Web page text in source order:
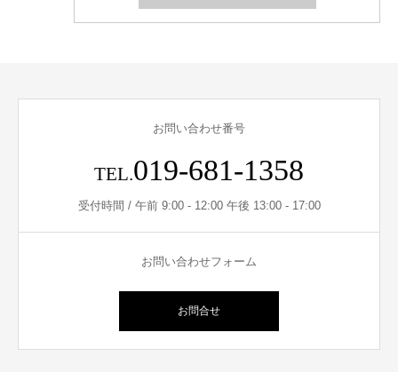
お問い合わせ番号
TEL.019-681-1358
受付時間 / 午前 9:00 - 12:00 午後 13:00 - 17:00
お問い合わせフォーム
お問合せ